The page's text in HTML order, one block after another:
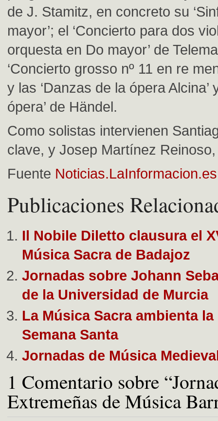
de J. Stamitz, en concreto su
mayor’; el ‘Concierto para dos
orquesta en Do mayor’ de
‘Concierto grosso nº 11 en re
y las ‘Danzas de la ópera Alcina’
ópera’ de Händel.
Como solistas intervienen
clave, y Josep Martínez
Fuente Noticias.LaInformacion.es
Publicaciones
Il Nobile Diletto clausura el
Música Sacra de Badajoz
Jornadas sobre Johann
de la Universidad de Murcia
La Música Sacra ambienta
Semana Santa
Jornadas de Música
1 Comentario sobre
Extremeñas de Música